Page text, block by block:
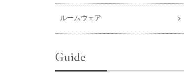
ルームウェア
Guide